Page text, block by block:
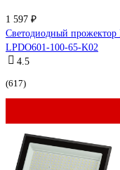
1 597 ₽
Светодиодный
LPDO601-100-65-K02
4.5
(617)